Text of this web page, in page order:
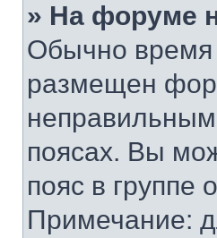
» На форуме
Обычно время
размещен
поясах. Вы
пояс в группе
Примечание: